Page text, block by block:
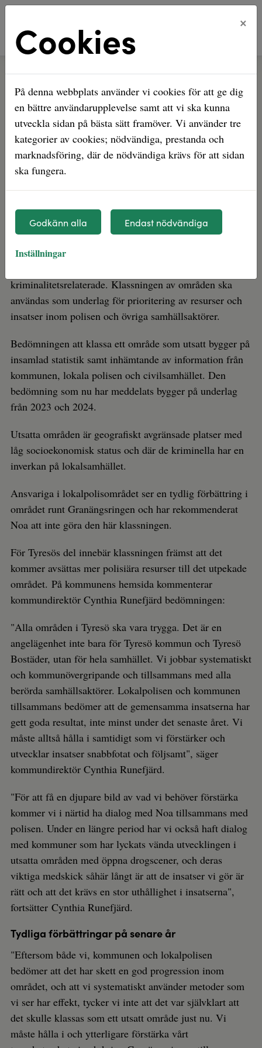
Hem Nyhetsarkiv Utsatt område utpekat i Tyresö
Utsatt område utpekat i
Tyresö
Uppdaterad information 2025-12-12
Polisens nationella operativa avdelning (Noa), har
klassat ett område runt Granängsringen som ett utsatt
område.
Noa upprättar vartannat år en nationell lägesbild över
utsatta områden. Syftet är att få en samlad bild av vilka
kriminalitetsrelaterade. Klassningen av områden ska
användas som underlag för prioritering av resurser och
insatser inom polisen och övriga samhällsaktörer.
Bedömningen att klassa ett område som utsatt bygger på
insamlad statistik samt inhämtande av information från
kommunen, lokala polisen och civilsamhället. Den
bedömning som nu har meddelats bygger på underlag
från 2023 och 2024.
Utsatta områden är geografiskt avgränsade platser med
låg socioekonomisk status och där de kriminella har en
inverkan på lokalsamhället.
Ansvariga i lokalpolisområdet ser en tydlig förbättring i
området runt Granängsringen och har rekommenderat
Noa att inte göra den här klassningen.
För Tyresös del innebär klassningen främst att det
kommer avsättas mer polisiära resurser till det utpekade
området. På kommunens hemsida kommenterar
kommundirektör Cynthia Runefjärd bedömningen:
"Alla områden i Tyresö ska vara trygga. Det är en
angelägenhet inte bara för Tyresö kommun och Tyresö
Bostäder, utan för hela samhället. Vi jobbar systematiskt
och kommunövergripande och tillsammans med alla
berörda samhällsaktörer. Lokalpolisen och kommunen
tillsammans bedömer att de gemensamma insatserna har
gett goda resultat, inte minst under det senaste året. Vi
måste alltså hålla i samtidigt som vi förstärker och
utvecklar insatser snabbfotat och följsamt", säger
kommundirektör Cynthia Runefjärd.
"För att få en djupare bild av vad vi behöver förstärka
kommer vi i närtid ha dialog med Noa tillsammans med
polisen. Under en längre period har vi också haft dialog
med kommuner som har lyckats vända utvecklingen i
utsatta områden med öppna drogscener, och deras
viktiga medskick såhär långt är att de insatser vi gör är
rätt och att det krävs en stor uthållighet i insatserna",
fortsätter Cynthia Runefjärd.
Tydliga förbättringar på senare år
"Eftersom både vi, kommunen och lokalpolisen
bedömer att det har skett en god progression inom
området, och att vi systematiskt använder metoder som
vi ser har effekt, tycker vi inte att det var självklart att
det skulle klassas som ett utsatt område just nu. Vi
måste hålla i och ytterligare förstärka vårt
Cookies ×
På denna webbplats använder vi cookies för att ge dig
en bättre användarupplevelse samt att vi ska kunna
utveckla sidan på bästa sätt framöver. Vi använder tre
kategorier av cookies; nödvändiga, prestanda och
marknadsföring, där de nödvändiga krävs för att sidan
ska fungera.
Godkänn alla Endast nödvändiga
Inställningar